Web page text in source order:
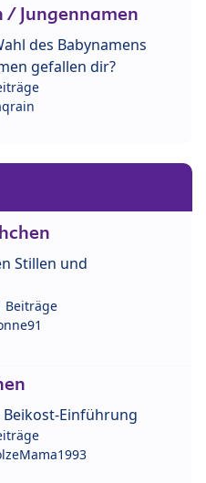
Jungennamen
des Babynamens
gefallen dir?
Stillen und
Beiträge
Einführung